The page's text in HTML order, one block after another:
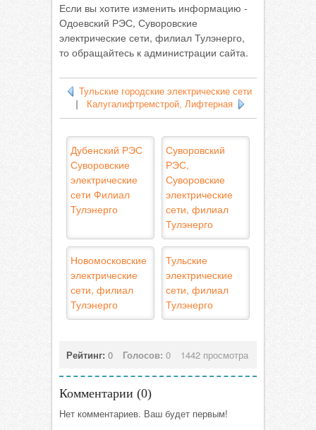
Если вы хотите изменить информацию -
Одоевский РЭС, Суворовские
электрические сети, филиал Тулэнерго,
то обращайтесь к администрации сайта.
Тульские городские электрические сети
Калугалифтремстрой, Лифтерная
Дубенский РЭС
Суворовские
электрические
сети Филиал
Тулэнерго
Суворовский
РЭС,
Суворовские
электрические
сети, филиал
Тулэнерго
Новомосковские
электрические
сети, филиал
Тулэнерго
Тульские
электрические
сети, филиал
Тулэнерго
Рейтинг: 0 Голосов: 0 1442 просмотра
Комментарии (0)
Нет комментариев. Ваш будет первым!